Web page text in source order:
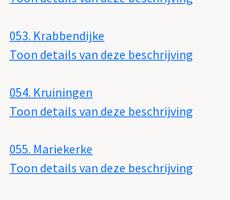
053. Krabbendijke
Toon details van deze beschrijving
054. Kruiningen
Toon details van deze beschrijving
055. Mariekerke
Toon details van deze beschrijving